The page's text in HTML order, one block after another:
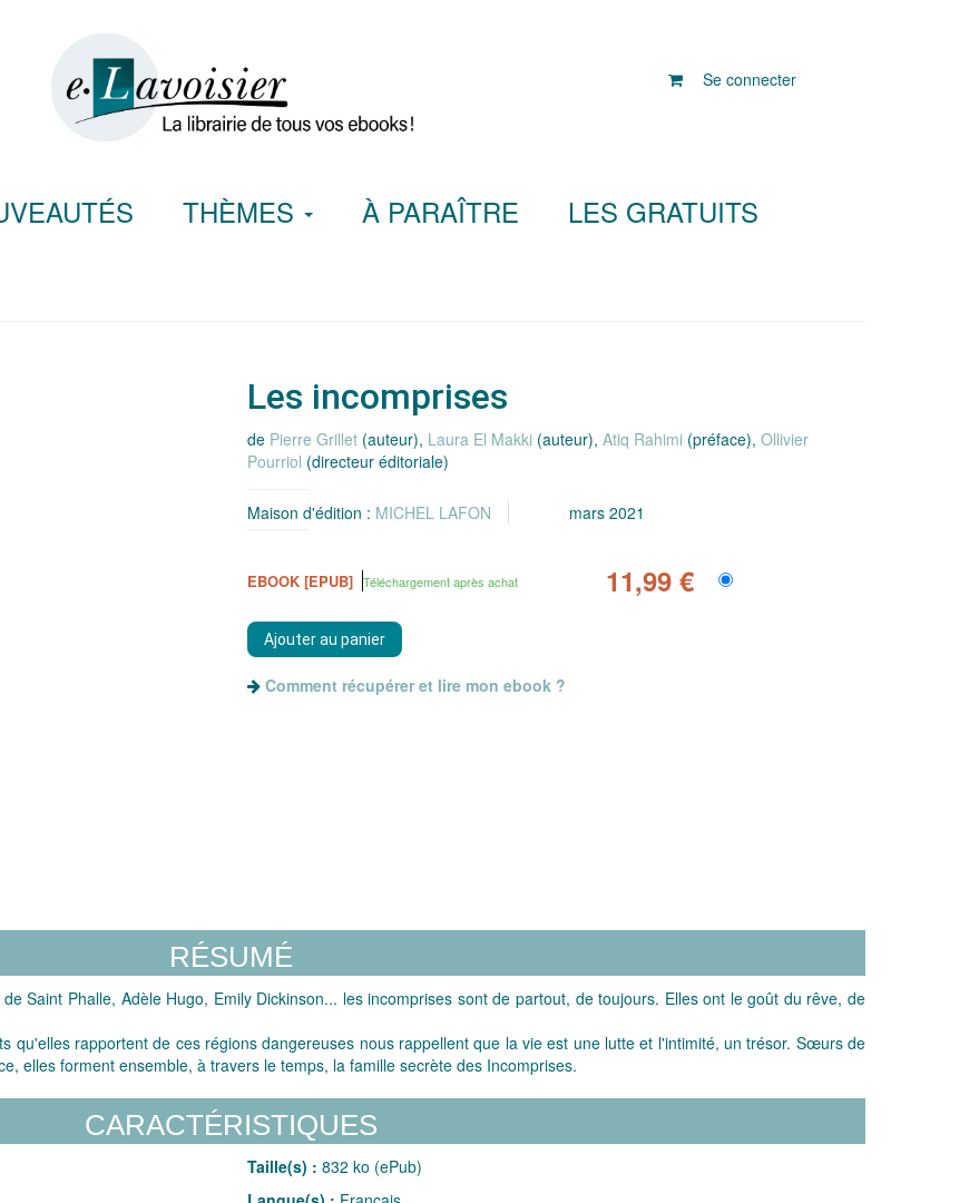
Se connecter
THÈMES À PARAÎTRE LES GRATUITS
Les incomprises
de Pierre Grillet (auteur), Laura El Makki (auteur), Atiq Rahimi (préface), Ollivier
Pourriol (directeur éditoriale)
Maison d'édition : MICHEL LAFON mars 2021
EBOOK [EPUB] Téléchargement après achat 11,99 €
Comment récupérer et lire mon ebook ?
RÉSUMÉ
Saint Phalle, Adèle Hugo, Emily Dickinson... les incomprises sont de partout, de toujours. Elles ont le goût du rêve, de
qu'elles rapportent de ces régions dangereuses nous rappellent que la vie est une lutte et l'intimité, un trésor. Sœurs de
elles forment ensemble, à travers le temps, la famille secrète des Incomprises.
CARACTÉRISTIQUES
Taille(s) : 832 ko (ePub)